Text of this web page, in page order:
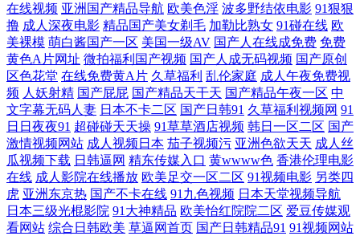
伦 91超碰在线免费 久草福利资源站 国产精品这里 国产精久久 91海角真实
网站www 日韩欧美国产精码蜜 国产激情文学自拍视频 草逼网站 一级片人
妖 国产群P视频 欧美一级A片久久 日本五月花影院入口 天天干天天sge 亚
洲AZ网 91国产小视频 91免费超碰 91制片厂探花在线 www青青草AV线 导
航福利日韩欧美 国产黄在线 久草福利资源网 久久亚洲精品91 女人一级S
片 人人操人人舔国产 日韩欧美有码在线 午夜福中 亚洲无码不卡 91大神片
在线视频 亚洲国产精品导航 欧美色淫 波多野结依电影 91狠狠
撸 成人深夜电影 精品国产美女剃毛 加勒比熟女 91碰在线 欧
美裸模 萌白酱国产一区 美国一级AV 国产人在线成免费 免费
黄色A片网址 微拍福利国产视频 国产人成无码视频 国产原创
区色花堂 在线免费黄A片 久草福利 乱伦家庭 成人午夜免费视
频 人妖射精 国产屁屁 国产精品天干天 国产精品午夜一区 中
文字幕无码人妻 日本不卡二区 国产日韩91 久草福利视频网 91
日日夜夜91 超碰碰天天操 91草草酒店视频 韩日一区二区 国产
激情视频网站 成人视频日本 茄子视频污 亚洲色欲天天 成人丝
瓜视频下载 日韩逼网 精东传媒入口 黄wwww色 香港伦理电影
在线 成人影院在线播放 欧美足交一区二区 91视频电影 另类四
虎 亚洲东京热 国产不卡在线 91九色视频 日本天堂视频导航
日本三级光棍影院 91大神精品 欧美怡红院院二区 爱豆传媒观
看网站 综合日韩欧美 草逼网首页 国产日韩精品91 91视频网站